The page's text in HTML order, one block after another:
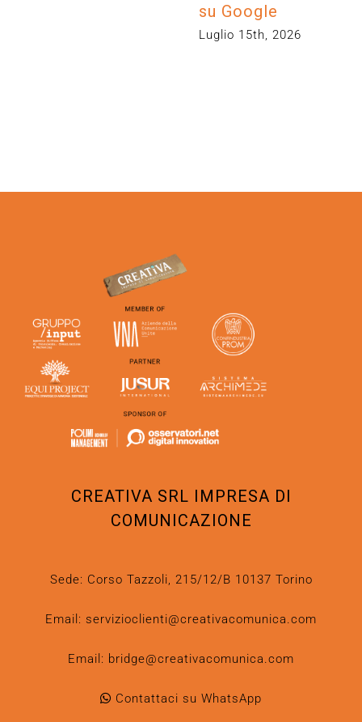
su Google
Luglio 15th, 2026
CREATIVA SRL IMPRESA DI
COMUNICAZIONE
Sede: Corso Tazzoli, 215/12/B 10137 Torino
Email: servizioclienti@creativacomunica.com
Email: bridge@creativacomunica.com
Contattaci su WhatsApp